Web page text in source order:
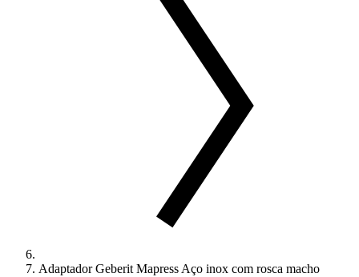
Adaptador Geberit Mapress Aço inox com rosca macho